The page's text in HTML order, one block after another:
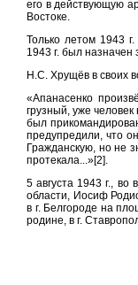
его в действующую
Востоке.
Только летом 1943
1943 г. был
Н.С. Хрущёв в своих
«Апанасенко
грузный, уже
был
предупредили, что
Гражданскую, но не
протекала...»[2].
5 августа 1943 г.,
области, Иосиф
в г. Белгороде на
родине, в г.